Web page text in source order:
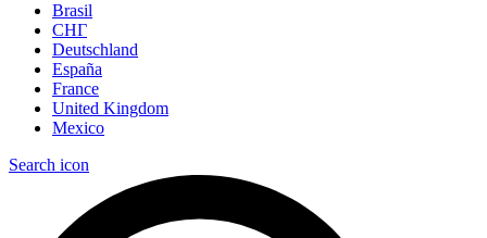
Brasil
СНГ
Deutschland
España
France
United Kingdom
Mexico
Search icon